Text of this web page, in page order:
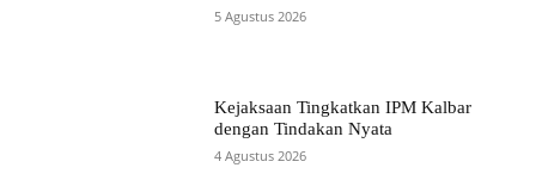
5 Agustus 2026
Kejaksaan Tingkatkan IPM Kalbar
dengan Tindakan Nyata
4 Agustus 2026